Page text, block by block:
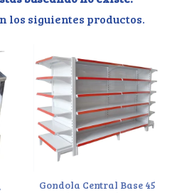
los siguientes productos.
Gondola Central Base 45